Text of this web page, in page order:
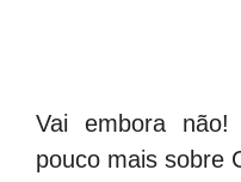
Vai embora
pouco mais sobre